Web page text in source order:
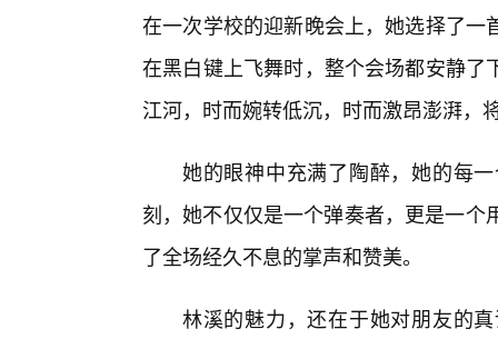
在一次学校的迎新晚会上，她选择了
在黑白键上飞舞时，整个会场都安静
江河，时而婉转低沉，时而激昂澎湃，
她的眼神中充满了陶醉，她的每
刻，她不仅仅是一个弹奏者，更是一
了全场经久不息的掌声和赞美。
林溪的魅力，还在于她对朋友的